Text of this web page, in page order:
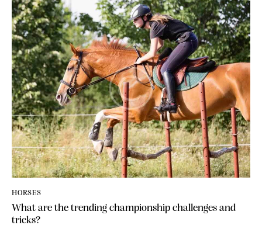
HORSES
What are the trending championship challenges and
tricks?